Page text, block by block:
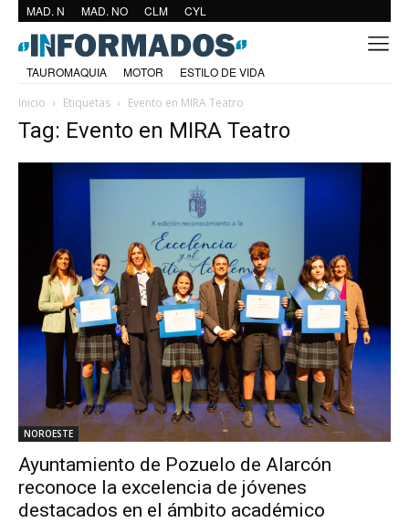
MAD. N MAD. NO CLM CYL
TAUROMAQUIA MOTOR
ESTILO DE VIDA
Inicio
Etiquetas Evento en MIRA Teatro
Tag: Evento en MIRA Teatro
NOROESTE
Ayuntamiento de Pozuelo de Alarcón
reconoce la excelencia de jóvenes
destacados en el ámbito académico